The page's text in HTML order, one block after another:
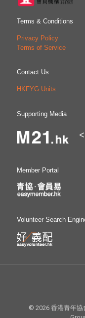
Terms & Conditions
Privacy Policy
Terms of Service
Contact Us
HKFYG Units
Supporting Media
Member Portal
Volunteer Search
© 2026 香港青年協